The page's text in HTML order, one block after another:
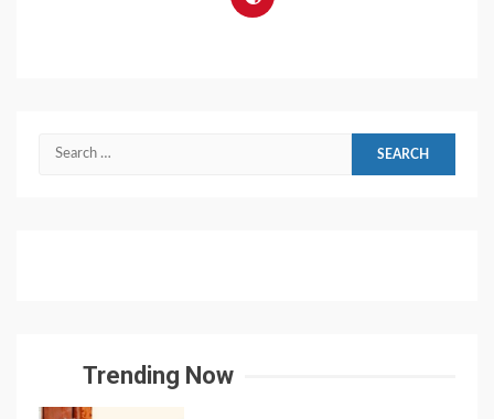
Search
Trending Now